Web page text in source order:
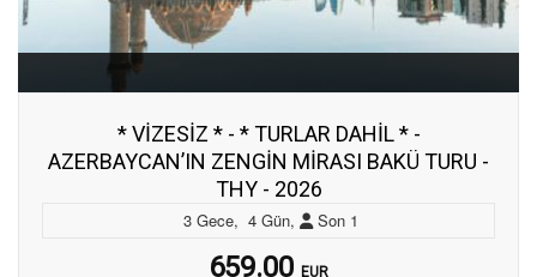
* VİZESİZ * - * TURLAR DAHİL * -
AZERBAYCAN’IN ZENGİN MİRASI BAKÜ TURU -
THY - 2026
3 Gece, 4 Gün, Son 1
659.00 EUR